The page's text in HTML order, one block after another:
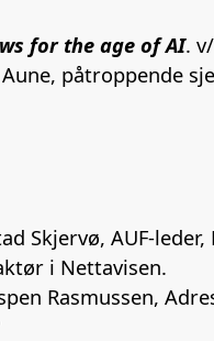
for the age of AI.
påtroppende
Skjervø, AUF-
i Nettavisen.
Rasmussen,